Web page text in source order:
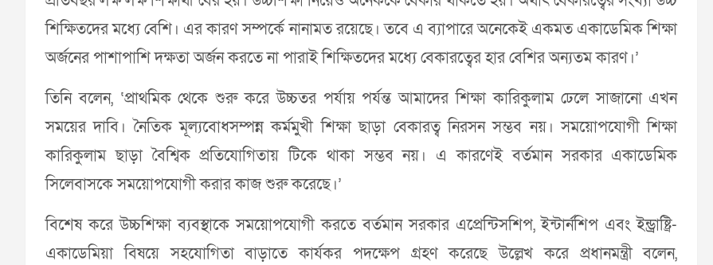
শিক্ষিতদের মধ্যে বেশি। এর কারণ সম্পর্কে নানামত রয়েছে। তবে এ ব্যাপারে অনেকেই একমত একাডেমিক শিক্ষা
অর্জনের পাশাপাশি দক্ষতা অর্জন করতে না পারাই শিক্ষিতদের মধ্যে বেকারত্বের হার বেশির অন্যতম কারণ।’
তিনি বলেন, ‘প্রাথমিক থেকে শুরু করে উচ্চতর পর্যায় পর্যন্ত আমাদের শিক্ষা কারিকুলাম ঢেলে সাজানো এখন
সময়ের দাবি। নৈতিক মূল্যবোধসম্পন্ন কর্মমুখী শিক্ষা ছাড়া বেকারত্ব নিরসন সম্ভব নয়। সময়োপযোগী শিক্ষা
কারিকুলাম ছাড়া বৈশ্বিক প্রতিযোগিতায় টিকে থাকা সম্ভব নয়। এ কারণেই বর্তমান সরকার একাডেমিক
সিলেবাসকে সময়োপযোগী করার কাজ শুরু করেছে।’
বিশেষ করে উচ্চশিক্ষা ব্যবস্থাকে সময়োপযোগী করতে বর্তমান সরকার এপ্রেন্টিসশিপ, ইন্টার্নশিপ এবং ইন্ড্রাষ্ট্রি-
একাডেমিয়া বিষয়ে সহযোগিতা বাড়াতে কার্যকর পদক্ষেপ গ্রহণ করেছে উল্লেখ করে প্রধানমন্ত্রী বলেন,